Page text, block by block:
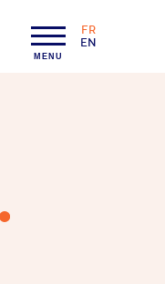
MENU
LANGAGE :
FR
EN